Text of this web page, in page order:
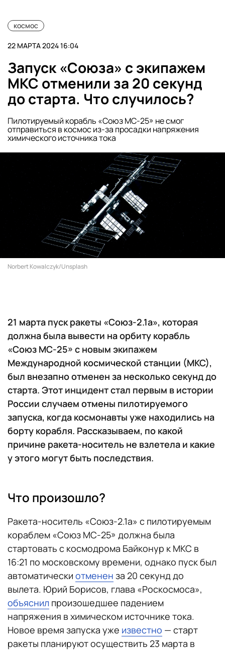
космос
22 МАРТА 2024 16:04
Запуск «Союза» с экипажем
МКС отменили за 20 секунд
до старта. Что случилось?
Пилотируемый корабль «Союз МС-25» не смог
отправиться в космос из-за просадки напряжения
химического источника тока
Norbert Kowalczyk/Unsplash
21 марта пуск ракеты «Союз-2.1а», которая
должна была вывести на орбиту корабль
«Союз МС-25» с новым экипажем
Международной космической станции (МКС),
был внезапно отменен за несколько секунд до
старта. Этот инцидент стал первым в истории
России случаем отмены пилотируемого
запуска, когда космонавты уже находились на
борту корабля. Рассказываем, по какой
причине ракета-носитель не взлетела и какие
у этого могут быть последствия.
Что произошло?
Ракета-носитель «Союз-2.1а» с пилотируемым
кораблем «Союз МС-25» должна была
стартовать с космодрома Байконур к МКС в
16:21 по московскому времени, однако пуск был
автоматически отменен за 20 секунд до
вылета. Юрий Борисов, глава «Роскосмоса»,
объяснил произошедшее падением
напряжения в химическом источнике тока.
Новое время запуска уже известно — старт
ракеты планируют осуществить 23 марта в